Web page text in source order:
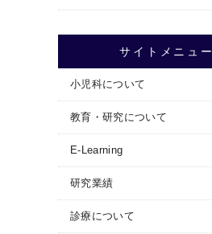
サイトメニュー
小児科について
教育・研究について
E-Learning
研究業績
診療について